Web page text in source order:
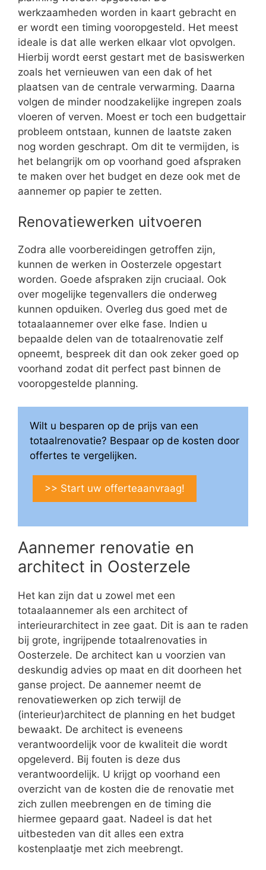
werkzaamheden worden in kaart gebracht en
er wordt een timing vooropgesteld. Het meest
ideale is dat alle werken elkaar vlot opvolgen.
Hierbij wordt eerst gestart met de basiswerken
zoals het vernieuwen van een dak of het
plaatsen van de centrale verwarming. Daarna
volgen de minder noodzakelijke ingrepen zoals
vloeren of verven. Moest er toch een budgettair
probleem ontstaan, kunnen de laatste zaken
nog worden geschrapt. Om dit te vermijden, is
het belangrijk om op voorhand goed afspraken
te maken over het budget en deze ook met de
aannemer op papier te zetten.
Renovatiewerken uitvoeren
Zodra alle voorbereidingen getroffen zijn,
kunnen de werken in Oosterzele opgestart
worden. Goede afspraken zijn cruciaal. Ook
over mogelijke tegenvallers die onderweg
kunnen opduiken. Overleg dus goed met de
totaalaannemer over elke fase. Indien u
bepaalde delen van de totaalrenovatie zelf
opneemt, bespreek dit dan ook zeker goed op
voorhand zodat dit perfect past binnen de
vooropgestelde planning.
Wilt u besparen op de prijs van een
totaalrenovatie? Bespaar op de kosten door
offertes te vergelijken.
>> Start uw offerteaanvraag!
Aannemer renovatie en
architect in Oosterzele
Het kan zijn dat u zowel met een
totaalaannemer als een architect of
interieurarchitect in zee gaat. Dit is aan te raden
bij grote, ingrijpende totaalrenovaties in
Oosterzele. De architect kan u voorzien van
deskundig advies op maat en dit doorheen het
ganse project. De aannemer neemt de
renovatiewerken op zich terwijl de
(interieur)architect de planning en het budget
bewaakt. De architect is eveneens
verantwoordelijk voor de kwaliteit die wordt
opgeleverd. Bij fouten is deze dus
verantwoordelijk. U krijgt op voorhand een
overzicht van de kosten die de renovatie met
zich zullen meebrengen en de timing die
hiermee gepaard gaat. Nadeel is dat het
uitbesteden van dit alles een extra
kostenplaatje met zich meebrengt.